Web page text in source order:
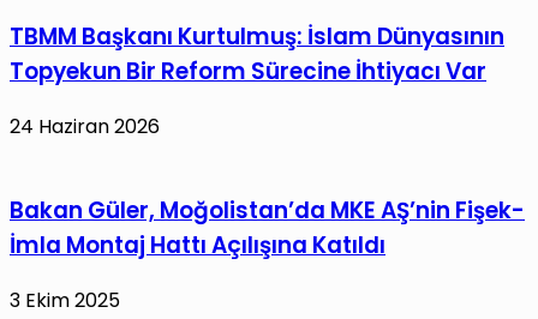
TBMM Başkanı Kurtulmuş: İslam Dünyasının
Topyekun Bir Reform Sürecine İhtiyacı Var
24 Haziran 2026
Bakan Güler, Moğolistan’da MKE AŞ’nin Fişek-
İmla Montaj Hattı Açılışına Katıldı
3 Ekim 2025